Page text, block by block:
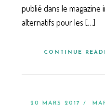
publié dans le magazine
alternatifs pour les […]
CONTINUE
20 MARS 2017 /